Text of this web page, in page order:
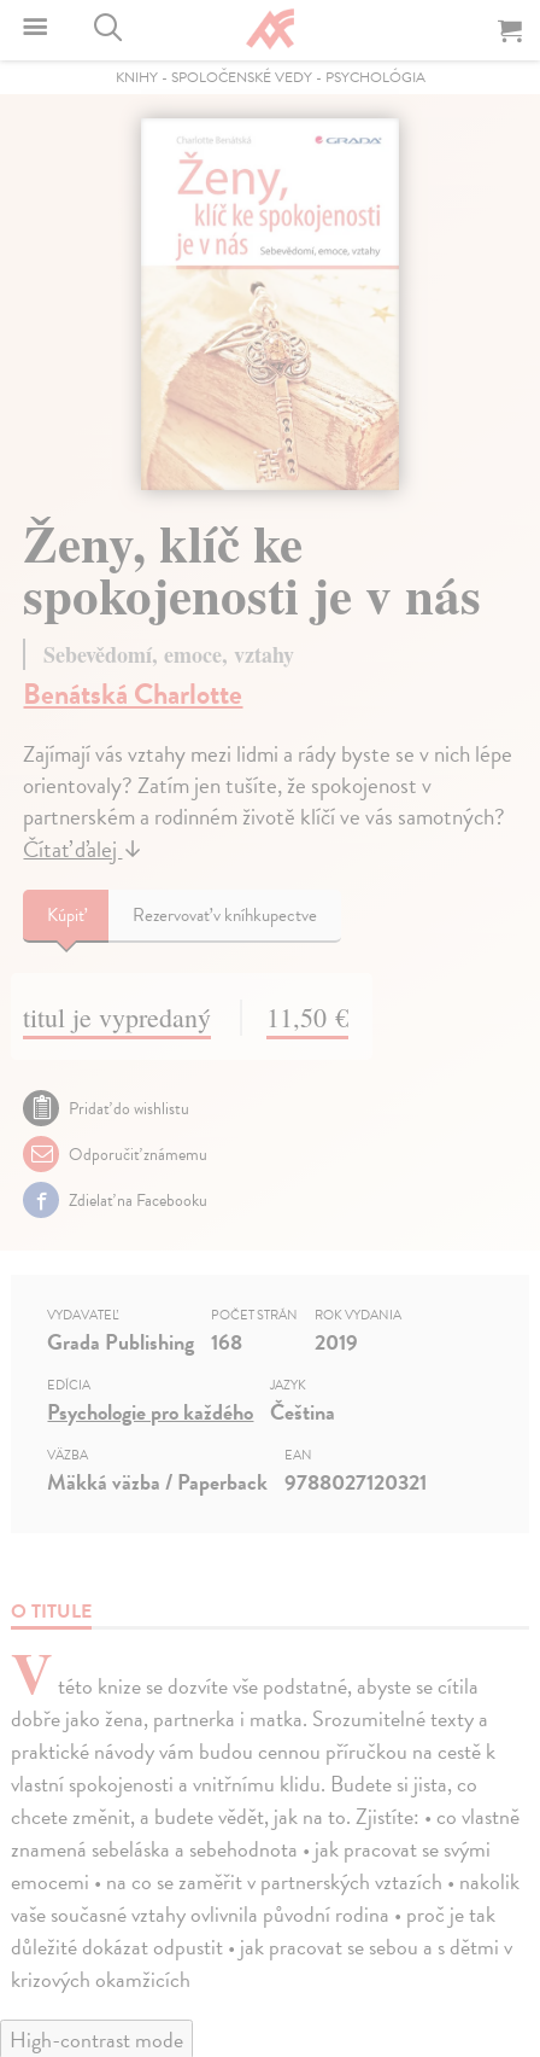
KNIHY- SPOLOČENSKÉ VEDY- PSYCHOLÓGIA
Ženy, klíč ke
spokojenosti je v nás
Sebevědomí, emoce, vztahy
Benátská Charlotte
Zajímají vás vztahy mezi lidmi a rády byste se v nich lépe
orientovaly? Zatím jen tušíte, že spokojenost v
partnerském a rodinném životě klíčí ve vás samotných?
Čítať ďalej↓
Kúpiť Rezervovať v kníhkupectve
titul je vypredaný 11,50 €
Pridať do wishlistu
Odporučiť známemu
Zdielať na Facebooku
O TITULE
Vtéto knize se dozvíte vše podstatné, abyste se cítila
dobře jako žena, partnerka i matka. Srozumitelné texty a
praktické návody vám budou cennou příručkou na cestě k
vlastní spokojenosti a vnitřnímu klidu. Budete si jista, co
chcete změnit, a budete vědět, jak na to. Zjistíte: • co vlastně
znamená sebeláska a sebehodnota • jak pracovat se svými
emocemi • na co se zaměřit v partnerských vztazích • nakolik
vaše současné vztahy ovlivnila původní rodina • proč je tak
důležité dokázat odpustit • jak pracovat se sebou a s dětmi v
krizových okamžicích
VYDAVATEĽ
Grada Publishing
POČET STRÁN
168
ROK VYDANIA
2019
EDÍCIA
Psychologie pro každého
JAZYK
Čeština
VÄZBA
Mäkká väzba / Paperback
EAN
9788027120321
High-contrast mode